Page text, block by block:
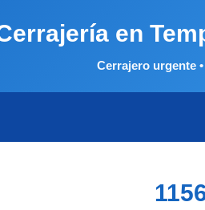
en
Cerrajero urgente